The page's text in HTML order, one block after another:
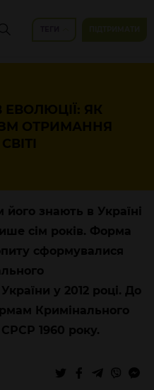
ЕВОЛЮЦІЇ: ЯК
ОТРИМАННЯ
знають в Україні
сім років. Форма
сформувалися
у 2012 році. До
Кримінального
1960 року.